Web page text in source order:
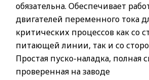
обязательна. Обеспечивает
двигателей переменного тока
критических процессов как со
питающей линии, так и со
Простая пуско-наладка, полная
проверенная на заводе